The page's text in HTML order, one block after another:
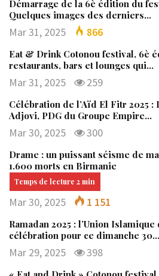
Démarrage de la 6è édition du
Quelques images des derniers…
Mar 31, 2025 866
Eat & Drink Cotonou festival, 6è
restaurants, bars et lounges qui…
Mar 31, 2025 259
Célébration de l’Aïd El Fitr 2025
Adjovi, PDG du Groupe Empire…
Mar 30, 2025 300
Drame : un puissant séisme de
1.600 morts en Birmanie
Mar 30, 2025 1 151
Ramadan 2025 : l’Union
célébration pour ce dimanche 30…
Mar 29, 2025 398